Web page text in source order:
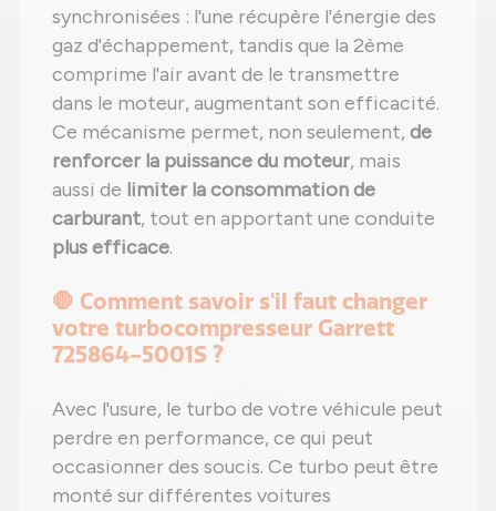
synchronisées : l'une récupère l'énergie des
gaz d'échappement, tandis que la 2ème
comprime l'air avant de le transmettre
dans le moteur, augmentant son efficacité.
Ce mécanisme permet, non seulement, de
renforcer la puissance du moteur, mais
aussi de limiter la consommation de
carburant, tout en apportant une conduite
plus efficace.
🛑 Comment savoir s'il faut changer
votre turbocompresseur Garrett
725864-5001S ?
Avec l'usure, le turbo de votre véhicule peut
perdre en performance, ce qui peut
occasionner des soucis. Ce turbo peut être
monté sur différentes voitures